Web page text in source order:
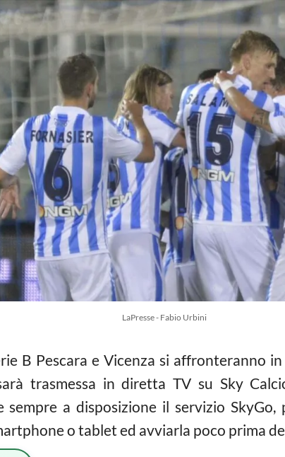
LaPresse - Fabio Urbini
B Pescara e Vicenza si affronteranno
trasmessa in diretta TV su Sky
sempre a disposizione il servizio
o tablet ed avviarla poco prima